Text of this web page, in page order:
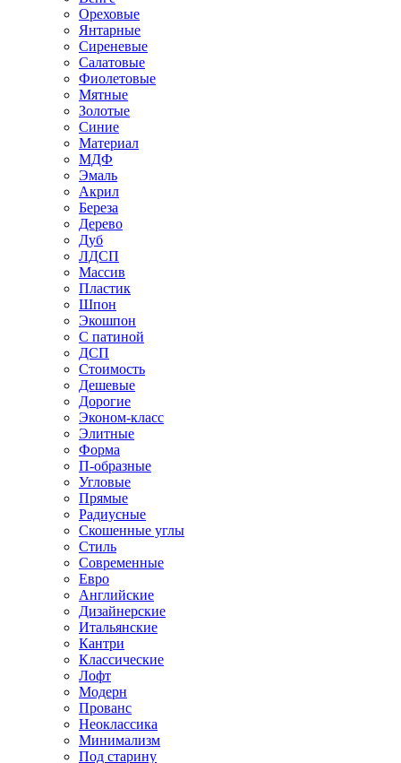
Ореховые
Янтарные
Сиреневые
Салатовые
Фиолетовые
Мятные
Золотые
Синие
Материал
МДФ
Эмаль
Акрил
Береза
Дерево
Дуб
ЛДСП
Массив
Пластик
Шпон
Экошпон
С патиной
ДСП
Стоимость
Дешевые
Дорогие
Эконом-класс
Элитные
Форма
П-образные
Угловые
Прямые
Радиусные
Скошенные углы
Стиль
Современные
Евро
Английские
Дизайнерские
Итальянские
Кантри
Классические
Лофт
Модерн
Прованс
Неоклассика
Минимализм
Под старину